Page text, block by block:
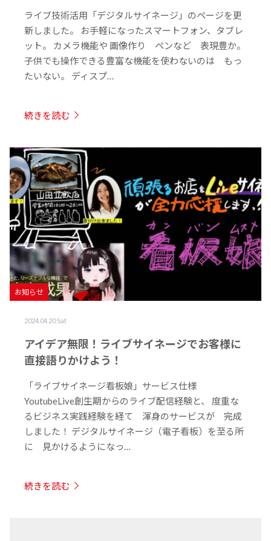
ライブ技術活用「デジタルサイネージ」のページを更
新しました。 お手軽になったスマートフォン、タブレ
ット。 カメラ機能や 画像作り ペンなど 表現豊か。
子供でも操作できる豊富な機能を使わないのは もっ
たいない。 ディスプ…
続きを読む
お知らせ
2024.04.20 Sat
アイデア無限！ライブサイネージでお客様に
直接語りかけよう！
「ライブサイネージ看板娘」サービス仕様
YoutubeLive創生期からのライブ配信経験と、 度重な
るビジネス実践経験を経て 渾身のサービスが 完成
しました！ デジタルサイネージ（電子看板）を至る所
に 見かけるようになっ…
続きを読む